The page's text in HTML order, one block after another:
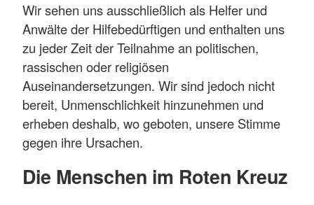
Wir sehen uns ausschließlich als Helfer und
Anwälte der Hilfebedürftigen und enthalten uns
zu jeder Zeit der Teilnahme an politischen,
rassischen oder religiösen
Auseinandersetzungen. Wir sind jedoch nicht
bereit, Unmenschlichkeit hinzunehmen und
erheben deshalb, wo geboten, unsere Stimme
gegen ihre Ursachen.
Die Menschen im Roten Kreuz